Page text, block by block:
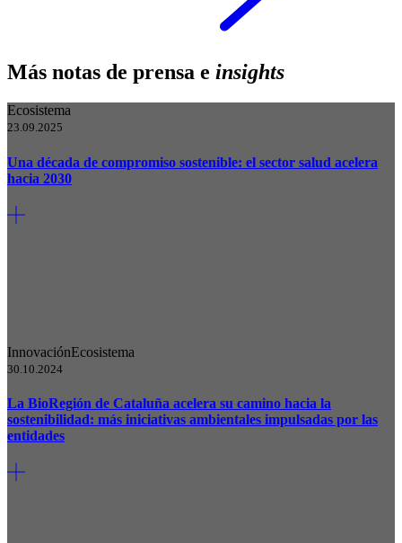
Más notas de prensa e insights
Ecosistema
23.09.2025
Una década de compromiso sostenible: el sector salud acelera
hacia 2030
InnovaciónEcosistema
30.10.2024
La BioRegión de Cataluña acelera su camino hacia la
sostenibilidad: más iniciativas ambientales impulsadas por las
entidades